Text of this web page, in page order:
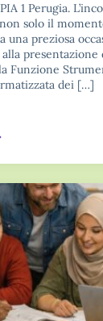
1 Perugia.
solo il
una preziosa
presentazione
Funzione
dei […]